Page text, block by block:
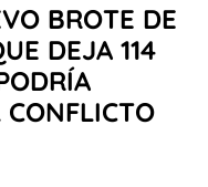
BROTE DE
DEJA 114
CONFLICTO